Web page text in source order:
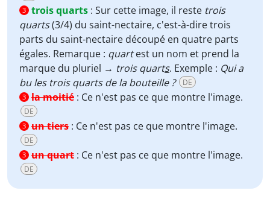
3 trois quarts : Sur cette image, il reste trois
quarts(3/4) du saint-nectaire, c'est-à-dire trois
parts du saint-nectaire découpé en quatre parts
égales. Remarque : quartest un nom et prend la
marque du pluriel → trois quarts. Exemple : Qui a
bu les trois quarts de la bouteille ?
DE
3 la moitié : Ce n'est pas ce que montre l'image.
DE
3 un tiers : Ce n'est pas ce que montre l'image.
DE
3 un quart : Ce n'est pas ce que montre l'image.
DE